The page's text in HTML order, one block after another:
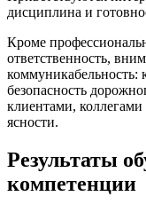
дисциплина и
Кроме
ответственность,
коммуникабельность:
безопасность
клиентами,
ясности.
Результаты
компетенции